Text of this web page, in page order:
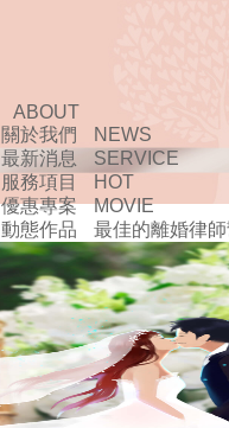
ABOUT
關於我們
NEWS
最新消息
SERVICE
服務項目
HOT
優惠專案
MOVIE
動態作品
最佳的離婚律